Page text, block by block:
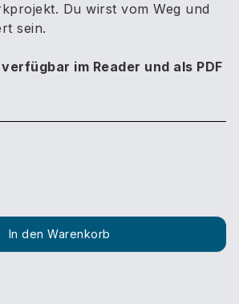
Du wirst vom Weg und
sein.
im Reader und als PDF
In den Warenkorb